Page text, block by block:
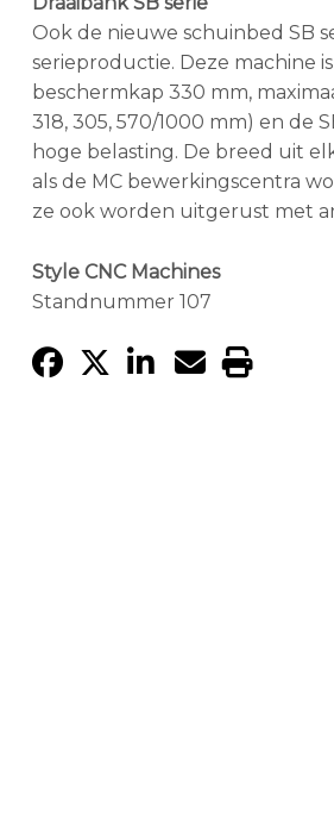
Ook de nieuwe schuinbed SB
serieproductie. Deze machine
beschermkap 330 mm,
318, 305, 570/1000 mm) en de
hoge belasting. De breed uit
als de MC bewerkingscentra
ze ook worden uitgerust met
Style CNC Machines
Standnummer 107